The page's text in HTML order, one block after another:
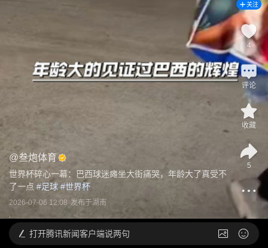
@叁炮体育
世界杯碎心一幕：巴西球迷瘫坐大街痛哭，年龄大了真受不
了一点 #足球 #世界杯
2026-07-06 12:08 发布于湖南
关注
4
评论
收藏
5
打开腾讯新闻客户端说两句